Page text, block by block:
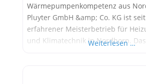
Wärmepumpenkompetenz aus
Pluyter GmbH &amp; Co. KG ist
erfahrener Meisterbetrieb für
und Klimatechnik in Nordhorn.
Weiterlesen …